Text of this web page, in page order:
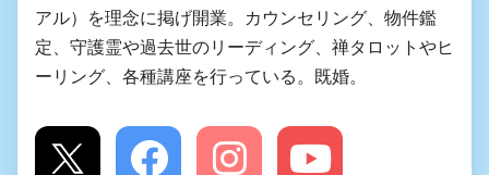
アル）を理念に掲げ開業。カウンセリング、物件鑑
定、守護霊や過去世のリーディング、禅タロットやヒ
ーリング、各種講座を行っている。既婚。